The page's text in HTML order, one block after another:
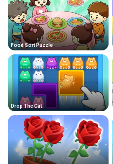
Food Sort Puzzle
Drop The Cat